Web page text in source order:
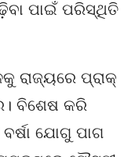
ପାଇଁ ପରିସ୍ଥିତି
ରାଜ୍ୟରେ ପ୍ରାକ୍
ବିଶେଷ କରି
ଯୋଗୁ ପାଗ